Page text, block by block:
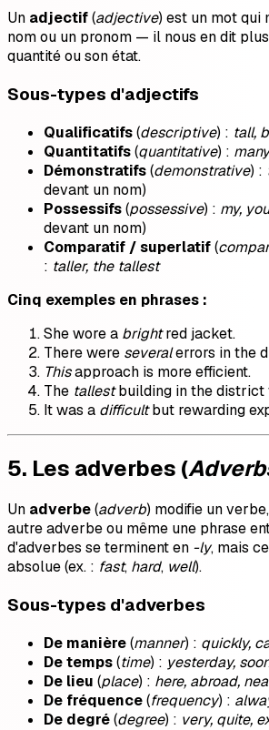
Un adjectif(adjective) est un mot qui
nom ou un pronom — il nous en dit
quantité ou son état.
Sous-types d'adjectifs
Qualificatifs(descriptive) : tall,
Quantitatifs(quantitative) :
Démonstratifs(demonstrative) :
devant un nom)
Possessifs(possessive) : my,
devant un nom)
Comparatif / superlatif(
: taller, the tallest
Cinq exemples en phrases :
She wore a brightred jacket.
There were severalerrors in the
Thisapproach is more efficient.
The tallestbuilding in the district
It was a difficultbut rewarding
5. Les adverbes (
Un adverbe(adverb) modifie un
autre adverbe ou même une phrase
d'adverbes se terminent en -ly, mais
absolue (ex. : fast, hard, well).
Sous-types d'adverbes
De manière(manner) : quickly,
De temps(time) : yesterday,
De lieu (place) : here, abroad,
De fréquence(frequency) :
De degré(degree) : very, quite,